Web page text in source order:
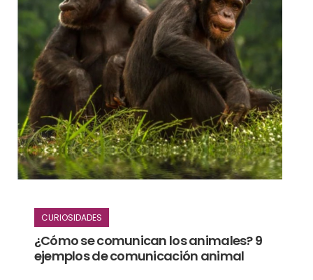
CURIOSIDADES
¿Cómo se comunican los animales? 9
ejemplos de comunicación animal